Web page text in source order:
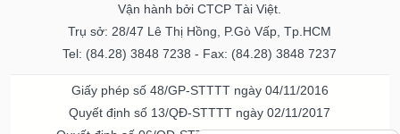
Vận hành bởi CTCP Tài Việt.
Trụ sở: 28/47 Lê Thị Hồng, P.Gò Vấp, Tp.HCM
Tel: (84.28) 3848 7238 - Fax: (84.28) 3848 7237
Giấy phép số 48/GP-STTTT ngày 04/11/2016
Quyết định số 13/QĐ-STTTT ngày 02/11/2017